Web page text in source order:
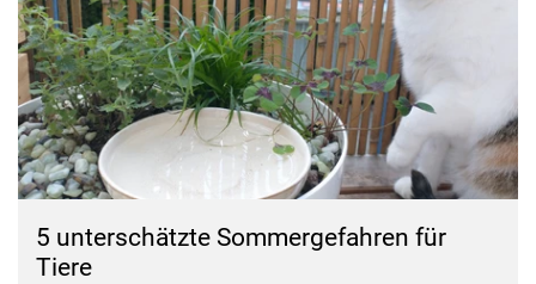
5 unterschätzte Sommergefahren für
Tiere